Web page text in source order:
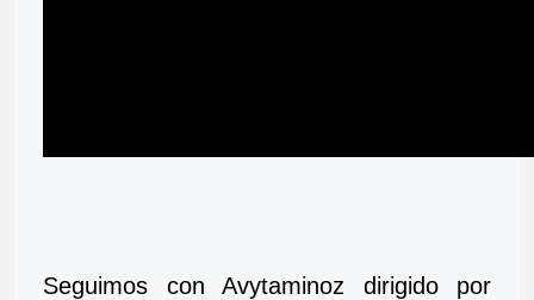
Seguimos con Avytaminoz dirigido por